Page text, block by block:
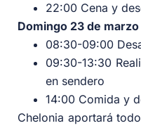
22:00 Cena y
Domingo 23 de marzo
08:30-09:00
09:30-13:30
en sendero
14:00 Comida y
Chelonia aportará